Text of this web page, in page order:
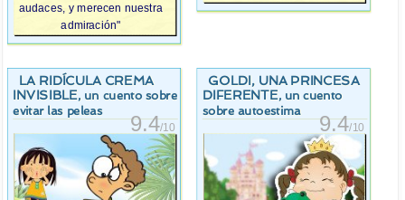
audaces, y merecen nuestra
admiración"
LA RIDÍCULA CREMA
INVISIBLE, un cuento sobre
evitar las peleas
9.4/10
GOLDI, UNA PRINCESA
DIFERENTE, un cuento
sobre autoestima
9.4/10